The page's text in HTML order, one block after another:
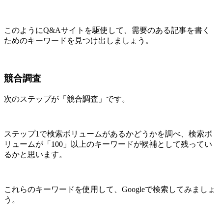
このようにQ&Aサイトを駆使して、需要のある記事を書く
ためのキーワードを見つけ出しましょう。
競合調査
次のステップが「競合調査」です。
ステップ1で検索ボリュームがあるかどうかを調べ、検索ボ
リュームが「100」以上のキーワードが候補として残ってい
るかと思います。
これらのキーワードを使用して、Googleで検索してみましょ
う。